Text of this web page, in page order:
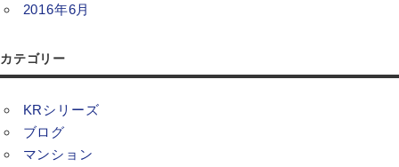
2016年6月
カテゴリー
KRシリーズ
ブログ
マンション